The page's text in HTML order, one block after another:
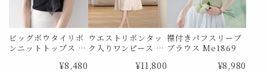
ビッグボウタイリボ
ンニットトップス M
¥8,480
ウエストリボンタッ
ク入りワンピース M
¥11,800
襟付きパフスリーブ
ブラウス Me1869
¥8,980